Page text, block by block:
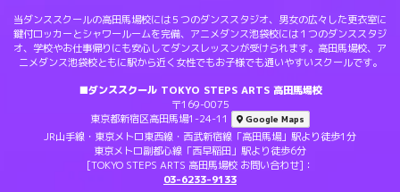
当ダンススクールの高田馬場校には５つのダンススタジオ、男女の広々した更衣室に
鍵付ロッカーとシャワールームを完備、アニメダンス池袋校には１つのダンススタジ
オ、学校やお仕事帰りにも安心してダンスレッスンが受けられます。高田馬場校、ア
ニメダンス池袋校ともに駅から近く女性でもお子様でも通いやすいスクールです。
■ダンススクール TOKYO STEPS ARTS 高田馬場校
〒169-0075
東京都新宿区高田馬場1-24-11
Google Maps
JR山手線・東京メトロ東西線・西武新宿線「高田馬場」駅より徒歩1分
東京メトロ副都心線「西早稲田」駅より徒歩6分
[TOKYO STEPS ARTS 高田馬場校 お問い合わせ]：
03-6233-9133